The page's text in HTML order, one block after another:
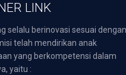
LINK
selalu berinovasi sesuai dengan
telah mendirikan anak
yang berkompetensi dalam
yaitu :